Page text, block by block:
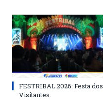
FESTRIBAL 2026: Festa dos
Visitantes.